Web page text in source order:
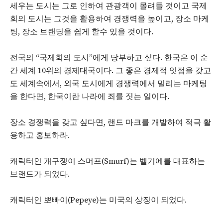
세우는 도시는 그로 인하여 관광객이 몰려들 것이고 국제
회의 도시는 그것을 활용하여 경쟁력을 높이고, 장소 마케
팅, 장소 브랜딩을 쉽게 할수 있을 것이다.
전국의 “국제회의 도시”에게 당부하고 싶다. 한국은 이 순
간 세계 10위의 경제대국이다. 그 좋은 경제적 잇점을 갖고
도 세계속에서, 외국 도시에게 경쟁력에서 밀리는 마케팅
을 한다면, 한국이란 나라에 죄를 짓는 일이다.
장소 경쟁력을 갖고 싶다면, 랜드 마크를 개발하여 적극 활
용하고 홍보하라.
캐릭터인 개구쟁이 스머프(Smurf)는 벨기에를 대표하는
브랜드가 되었다.
캐릭터인 뽀빠이(Pepeye)는 미국의 상징이 되었다.